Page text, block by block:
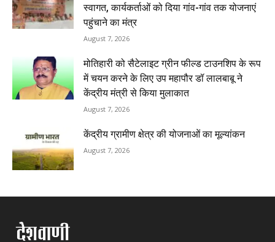
स्वागत, कार्यकर्ताओं को दिया गांव-गांव तक योजनाएं
पहुंचाने का मंत्र
August 7, 2026
मोतिहारी को सैटेलाइट ग्रीन फील्ड टाउनशिप के रूप
में चयन करने के लिए उप महापौर डॉ लालबाबू ने
केंद्रीय मंत्री से किया मुलाकात
August 7, 2026
केंद्रीय ग्रामीण क्षेत्र की योजनाओं का मूल्यांकन
August 7, 2026